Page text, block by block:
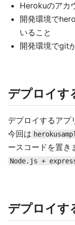
Herokuのアカ
開発環境で
いること
開発環境でgit
デプロイす
デプロイするアプ
今回は
ースコードを置き
Node.js +
デプロイす